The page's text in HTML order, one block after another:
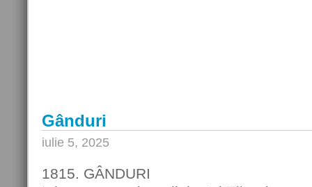
Gânduri
iulie 5, 2025
1815. GÂNDURI